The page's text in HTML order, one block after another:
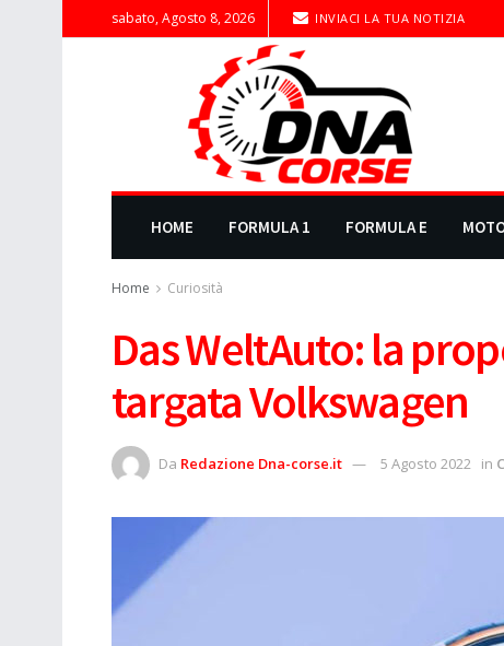
sabato, Agosto 8, 2026 INVIACI LA TUA NOTIZIA
HOME FORMULA 1 FORMULA E
Home Curiosità
Das WeltAuto: la
targata Volkswagen
Da Redazione Dna-corse.it 5 Agosto 2022 in